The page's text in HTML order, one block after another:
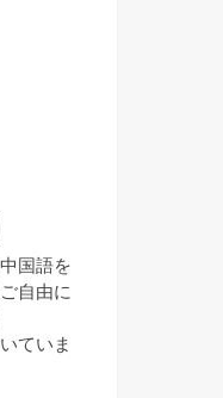
国語を
自由に
ていま